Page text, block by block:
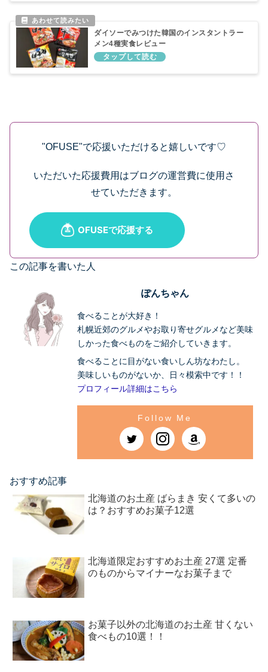
ダイソーでみつけた韓国のインスタントラー
メン4種実食レビュー
"OFUSE"で応援いただけると嬉しいです♡
いただいた応援費用はブログの運営費に使用さ
せていただきます。
この記事を書いた人
ぽんちゃん
食べることが大好き！
札幌近郊のグルメやお取り寄せグルメなど美味
しかった食べものをご紹介していきます。
食べることに目がない食いしん坊なわたし。
美味しいものがないか、日々模索中です！！
プロフィール詳細はこちら
おすすめ記事
北海道のお土産 ばらまき 安くて多いの
は？おすすめお菓子12選
北海道限定おすすめお土産 27選 定番
のものからマイナーなお菓子まで
お菓子以外の北海道のお土産 甘くない
食べもの10選！！